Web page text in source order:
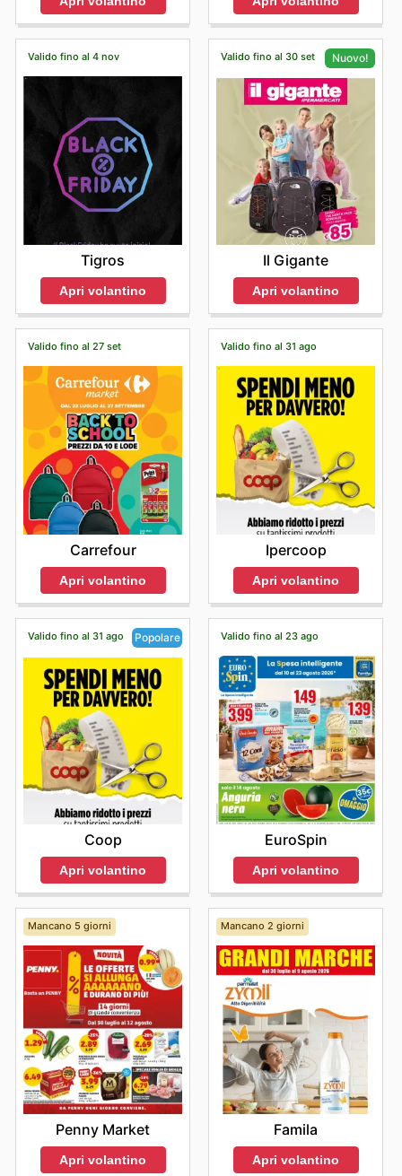
Valido fino al 4 nov
Tigros
Apri volantino
Valido fino al 30 set Nuovo!
Il Gigante
Apri volantino
Valido fino al 27 set
Carrefour
Apri volantino
Valido fino al 31 ago
Ipercoop
Apri volantino
Valido fino al 31 ago Popolare
Coop
Apri volantino
Valido fino al 23 ago
EuroSpin
Apri volantino
Mancano 5 giorni
Penny Market
Apri volantino
Mancano 2 giorni
Famila
Apri volantino